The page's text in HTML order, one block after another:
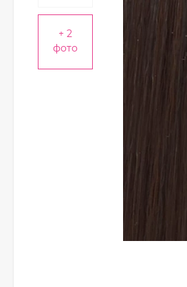
+ 2
фото